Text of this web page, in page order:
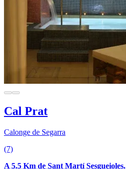
Cal Prat
Calonge de Segarra
(7)
A 5.5 Km de Sant Martí Sesgueioles.